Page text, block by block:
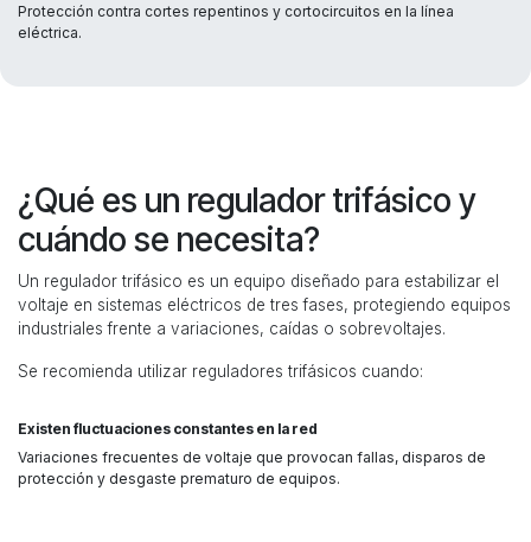
Protección contra cortes repentinos y cortocircuitos en la línea
eléctrica.
¿Qué es un regulador trifásico y
cuándo se necesita?
Un regulador trifásico es un equipo diseñado para estabilizar el
voltaje en sistemas eléctricos de tres fases, protegiendo equipos
industriales frente a variaciones, caídas o sobrevoltajes.
Se recomienda utilizar reguladores trifásicos cuando:
Existen fluctuaciones constantes en la red
Variaciones frecuentes de voltaje que provocan fallas, disparos de
protección y desgaste prematuro de equipos.